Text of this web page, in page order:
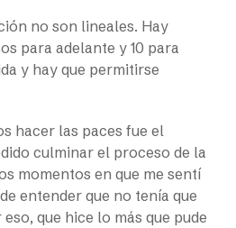
no son lineales. Hay
para adelante y 10 para
y hay que permitirse
hacer las paces fue el
culminar el proceso de la
momentos en que me sentí
entender que no tenía que
que hice lo más que pude